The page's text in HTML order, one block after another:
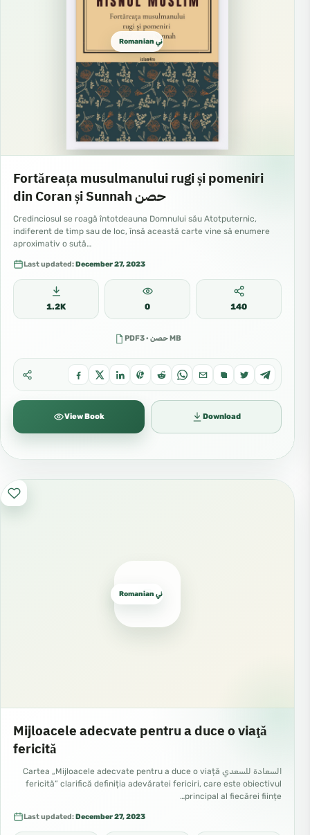
Romanian روماني
Fortăreața musulmanului rugi și pomeniri
din Coran și Sunnah حصن
Credinciosul se roagă întotdeauna Domnului său Atotputernic,
indiferent de timp sau de loc, însă această carte vine să enumere
aproximativ o sută…
Last updated:December 27, 2023
1.2K 0 140
PDFحصن · 3 MB
View Book Download
Romanian روماني
Mijloacele adecvate pentru a duce o viaţă
fericită
السعادة للسعدي Cartea „Mijloacele adecvate pentru a duce o viață
fericită” clarifică definiția adevăratei fericiri, care este obiectivul
principal al fiecărei ființe…
Last updated:December 27, 2023